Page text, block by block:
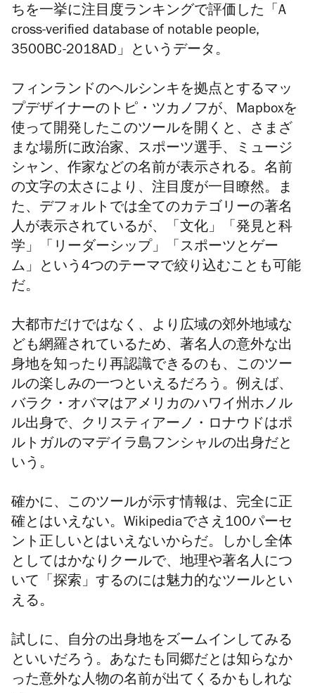
ちを一挙に注目度ランキングで評価した「 A
cross-verified database of notable people,
3500BC-2018AD」というデータ。
フィンランドのヘルシンキを拠点とするマッ
プデザイナーのトピ・ツカノフが、 Mapboxを
使って開発 したこのツールを開くと、さまざ
まな場所に政治家、スポーツ選手、ミュージ
シャン、作家などの名前が表示される。名前
の文字の太さにより、 注目度が一目瞭然。
ま
た、 デフォルトでは全てのカテゴリーの著名
人が表示されているが、「文化」「発見と科
学」「リーダーシップ」「スポーツとゲー
ム」という4つのテーマで絞り込むことも可能
だ。
大都市だけではなく、より広域の郊外地域な
ども網羅されているため、著名人の意外な出
身地を知ったり再認識できるのも、このツー
ルの楽しみの一つといえるだろう。例えば、
バラク・オバマはアメリカのハワイ州ホノル
ル出身で、クリスティアーノ・ロナウドはポ
ルトガルのマデイラ島フンシャルの出身だと
いう。
確かに、このツールが示す情報は、完全に正
確とはいえない。Wikipediaでさえ100パーセ
ント正しいとはいえないからだ。しかし全体
としてはかなりクールで、地理や著名人につ
いて「探索」するのには魅力的なツールとい
える。
試しに、自分の出身地をズームインしてみる
といいだろう。あなたも同郷だとは知らなか
った意外な人物の名前が出てくるかもしれな